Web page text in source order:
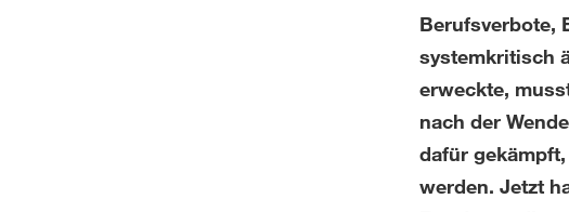
Berufsverbote,
systemkritisch
erweckte,
nach der
dafür
werden. Jetzt